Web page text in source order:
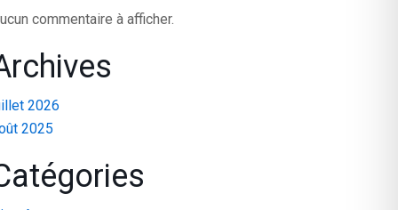
commentaire à afficher.
2026
2025